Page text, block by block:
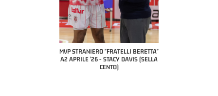
MVP "FRATELLI BERETTA" SAMUEL
DILAS B NAZIONALE APRILE '26 -
MARCO RESTELLI (TAV TREVIGLIO